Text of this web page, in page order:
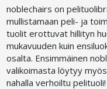
noblechairs on
mullistamaan peli- ja
tuolit erottuvat hillityn
mukavuuden kuin
osalta. Ensimmäinen
valikoimasta löytyy
nahalla verhoiltu pelituoli!